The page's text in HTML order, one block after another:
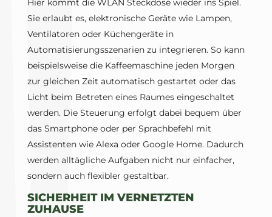
Hier kommt die WLAN Steckdose wieder ins Spiel.
Sie erlaubt es, elektronische Geräte wie Lampen,
Ventilatoren oder Küchengeräte in
Automatisierungsszenarien zu integrieren. So kann
beispielsweise die Kaffeemaschine jeden Morgen
zur gleichen Zeit automatisch gestartet oder das
Licht beim Betreten eines Raumes eingeschaltet
werden. Die Steuerung erfolgt dabei bequem über
das Smartphone oder per Sprachbefehl mit
Assistenten wie Alexa oder Google Home. Dadurch
werden alltägliche Aufgaben nicht nur einfacher,
sondern auch flexibler gestaltbar.
SICHERHEIT IM VERNETZTEN
ZUHAUSE